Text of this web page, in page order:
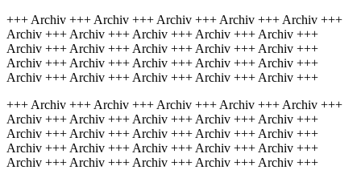
+++ Archiv +++ Archiv +++ Archiv +++ Archiv +++ Archiv +++
Archiv +++ Archiv +++ Archiv +++ Archiv +++ Archiv +++
Archiv +++ Archiv +++ Archiv +++ Archiv +++ Archiv +++
Archiv +++ Archiv +++ Archiv +++ Archiv +++ Archiv +++
Archiv +++ Archiv +++ Archiv +++ Archiv +++ Archiv +++
+++ Archiv +++ Archiv +++ Archiv +++ Archiv +++ Archiv +++
Archiv +++ Archiv +++ Archiv +++ Archiv +++ Archiv +++
Archiv +++ Archiv +++ Archiv +++ Archiv +++ Archiv +++
Archiv +++ Archiv +++ Archiv +++ Archiv +++ Archiv +++
Archiv +++ Archiv +++ Archiv +++ Archiv +++ Archiv +++